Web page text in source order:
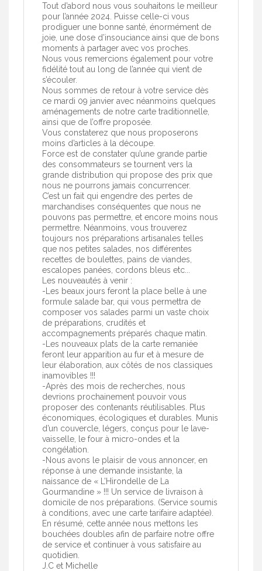
Tout d’abord nous vous souhaitons le meilleur
pour l’année 2024. Puisse celle-ci vous
prodiguer une bonne santé, énormément de
joie, une dose d’insouciance ainsi que de bons
moments à partager avec vos proches.
Nous vous remercions également pour votre
fidélité tout au long de l’année qui vient de
s’écouler.
Nous sommes de retour à votre service dès
ce mardi 09 janvier avec néanmoins quelques
aménagements de notre carte traditionnelle,
ainsi que de l’offre proposée.
Vous constaterez que nous proposerons
moins d’articles à la découpe.
Force est de constater qu’une grande partie
des consommateurs se tournent vers la
grande distribution qui propose des prix que
nous ne pourrons jamais concurrencer.
C’est un fait qui engendre des pertes de
marchandises conséquentes que nous ne
pouvons pas permettre, et encore moins nous
permettre. Néanmoins, vous trouverez
toujours nos préparations artisanales telles
que nos petites salades, nos différentes
recettes de boulettes, pains de viandes,
escalopes panées, cordons bleus etc...
Les nouveautés à venir :
-Les beaux jours feront la place belle à une
formule salade bar, qui vous permettra de
composer vos salades parmi un vaste choix
de préparations, crudités et
accompagnements préparés chaque matin.
-Les nouveaux plats de la carte remaniée
feront leur apparition au fur et à mesure de
leur élaboration, aux côtés de nos classiques
inamovibles !!!
-Après des mois de recherches, nous
devrions prochainement pouvoir vous
proposer des contenants réutilisables. Plus
économiques, écologiques et durables. Munis
d’un couvercle, légers, conçus pour le lave-
vaisselle, le four à micro-ondes et la
congélation.
-Nous avons le plaisir de vous annoncer, en
réponse à une demande insistante, la
naissance de « L’Hirondelle de La
Gourmandine » !!! Un service de livraison à
domicile de nos préparations. (Service soumis
à conditions, avec une carte tarifaire adaptée).
En résumé, cette année nous mettons les
bouchées doubles afin de parfaire notre offre
de service et continuer à vous satisfaire au
quotidien.
J.C et Michelle